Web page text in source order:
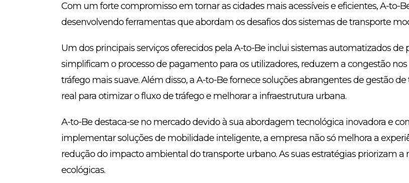
Com um forte compromisso em tornar as cidades mais acessíveis e eficientes, A-to-
desenvolvendo ferramentas que abordam os desafios dos sistemas de transporte
Um dos principais serviços oferecidos pela A-to-Be inclui sistemas automatizados
simplificam o processo de pagamento para os utilizadores, reduzem a congestão
tráfego mais suave. Além disso, a A-to-Be fornece soluções abrangentes de gestão
real para otimizar o fluxo de tráfego e melhorar a infraestrutura urbana.
A-to-Be destaca-se no mercado devido à sua abordagem tecnológica inovadora e
implementar soluções de mobilidade inteligente, a empresa não só melhora a
redução do impacto ambiental do transporte urbano. As suas estratégias priorizam
ecológicas.